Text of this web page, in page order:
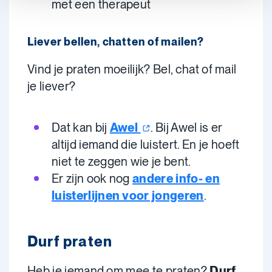
met een therapeut
Liever bellen, chatten of mailen?
Vind je praten moeilijk? Bel, chat of mail
je liever?
Dat kan bij Awel
. Bij Awel is er
altijd iemand die luistert. En je hoeft
niet te zeggen wie je bent.
Er zijn ook nogandere info- en
luisterlijnen voor jongeren.
Durf praten